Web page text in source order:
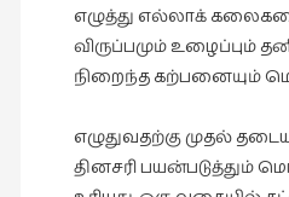
எழுத்து எல்லாக்
விருப்பமும் உழைப்பும்
நிறைந்த கற்பனையும்
எழுதுவதற்கு முதல்
தினசரி பயன்படுத்தும்